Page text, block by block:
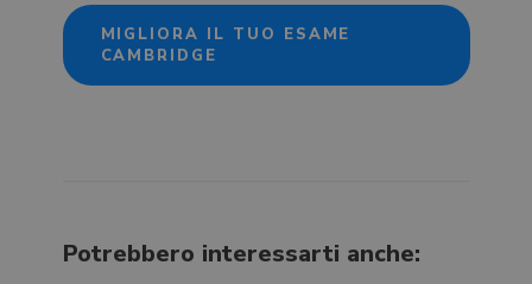
MIGLIORA IL TUO ESAME
CAMBRIDGE
Potrebbero interessarti anche: